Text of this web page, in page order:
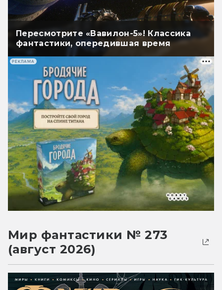
Пересмотрите «Вавилон-5»! Классика
фантастики, опередившая время
РЕКЛАМА
Мир фантастики № 273
(август 2026)